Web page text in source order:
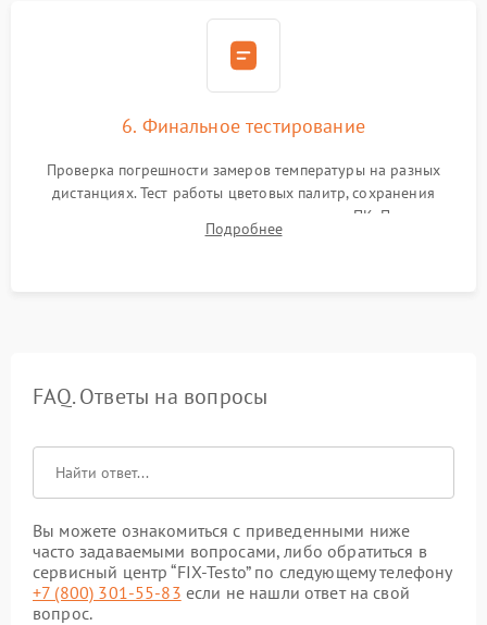
6. Финальное тестирование
Проверка погрешности замеров температуры на разных
дистанциях. Тест работы цветовых палитр, сохранения
термограмм в память и передачи данных на ПК. Проверка
автономности работы и итоговый контроль качества.
Подробнее
FAQ. Ответы на вопросы
Вы можете ознакомиться с приведенными ниже
часто задаваемыми вопросами, либо обратиться в
сервисный центр “FIX-Testo” по следующему телефону
+7 (800) 301-55-83 если не нашли ответ на свой
вопрос.